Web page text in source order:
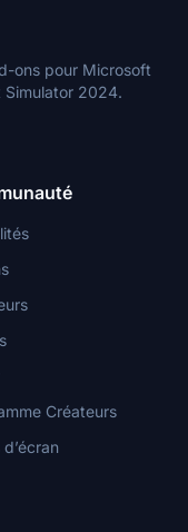
ons pour Microsoft
2024.
Créateurs
d’écran